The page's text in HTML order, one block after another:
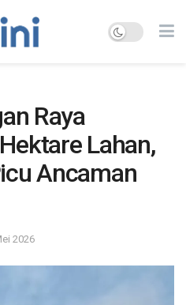
Raya
Lahan,
Ancaman
2026